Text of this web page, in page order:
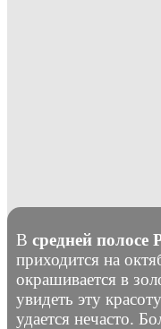
В средней полосе
приходится на
окрашивается в
увидеть эту
удается нечасто.